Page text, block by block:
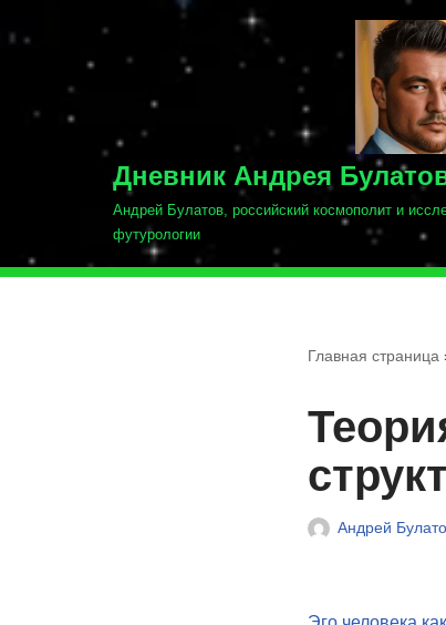
Перейти
содержимому
Дневник Андрея
Андрей Булатов, российский космополит и
футурологии
Главная страница
Андрей